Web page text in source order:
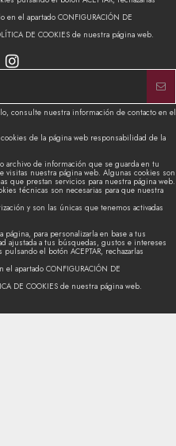
el apartado CONFIGURACIÓN DE
DE COOKIES de nuestra página web.
consulte nuestra información de contacto en el
de la página web responsabilidad de la
archivo de información que se guarda en tu
visitas nuestra página web. Algunas cookies son
que prestan servicios para nuestra página web.
técnicas son necesarias para que nuestra
y son las únicas que tenemos activadas
para personalizarla en base a tus
ajustada a tus búsquedas, gustos e intereses
el botón ACEPTAR, rechazarlas
apartado CONFIGURACIÓN DE
DE COOKIES de nuestra página web.